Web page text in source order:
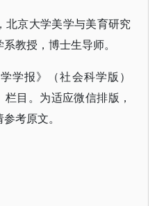
北京大学美学与美育研究
教授，博士生导师。
学报》（社会科学版）
目。为适应微信排版，
考原文。